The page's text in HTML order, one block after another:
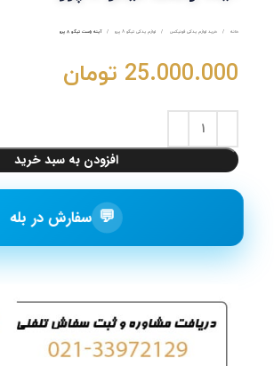
خانه خرید لوازم یدکی فونیکس لوازم یدکی تیگو 8 پرو آینه راست تیگو ۸ پرو
25.000.000 تومان
افزودن به سبد خرید
💬 سفارش در بله